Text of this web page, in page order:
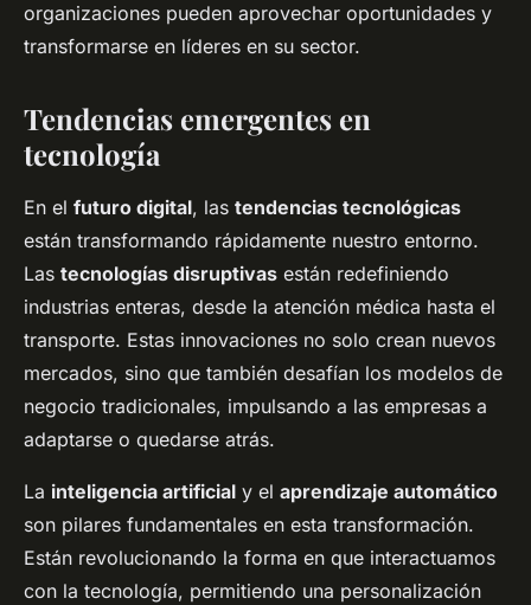
organizaciones pueden aprovechar oportunidades y
transformarse en líderes en su sector.
Tendencias emergentes en
tecnología
En el futuro digital, las tendencias tecnológicas
están transformando rápidamente nuestro entorno.
Las tecnologías disruptivas están redefiniendo
industrias enteras, desde la atención médica hasta el
transporte. Estas innovaciones no solo crean nuevos
mercados, sino que también desafían los modelos de
negocio tradicionales, impulsando a las empresas a
adaptarse o quedarse atrás.
La inteligencia artificial y el aprendizaje automático
son pilares fundamentales en esta transformación.
Están revolucionando la forma en que interactuamos
con la tecnología, permitiendo una personalización